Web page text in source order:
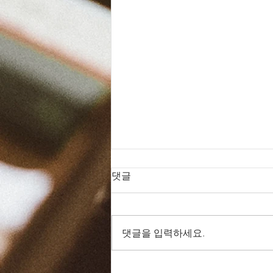
드라마 바이블 161일
댓글
댓글을 입력하세요.